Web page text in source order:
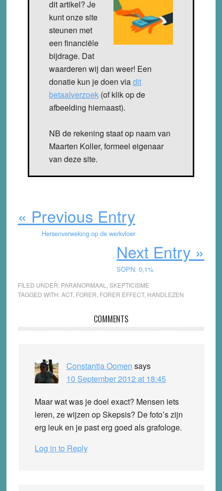
dit artikel? Je
kunt onze site
steunen met
een financiële
bijdrage. Dat
waarderen wij dan weer! Een
donatie kun je doen viadit
betaalverzoek(of klik op de
afbeelding hiernaast).
NB de rekening staat op naam van
Maarten Koller, formeel eigenaar
van deze site.
« Previous Entry
Hersenverweking op de werkvloer
Next Entry »
SOPN: 0,1%
FILED UNDER: PARANORMAAL
SKEPTICISME
TAGGED WITH:ACT, FORER FORER EFFECT, HANDLEZEN
Interactions
COMMENTS
Constantia Oomen says
10 September 2012 at 18:45
Maar wat was je doel exact? Mensen iets
leren, ze wijzen op Skepsis? De foto’s zijn
erg leuk en je past erg goed als grafologe.
Log in to Reply